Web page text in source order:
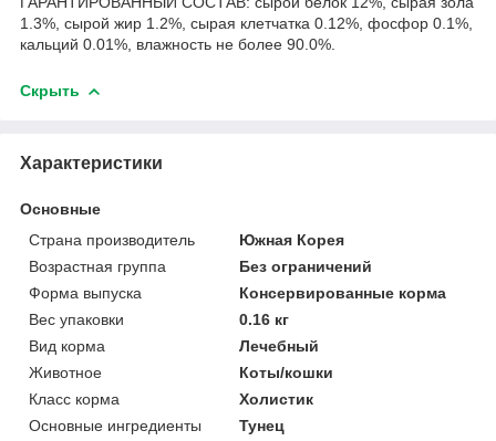
1.3%, сырой жир 1.2%, сырая клетчатка 0.12%, фосфор 0.1%,
кальций 0.01%, влажность не более 90.0%.
Скрыть
Характеристики
Основные
Страна производитель
Южная Корея
Возрастная группа
Без ограничений
Форма выпуска
Консервированные корма
Вес упаковки
0.16 кг
Вид корма
Лечебный
Животное
Коты/кошки
Класс корма
Холистик
Основные ингредиенты
Тунец